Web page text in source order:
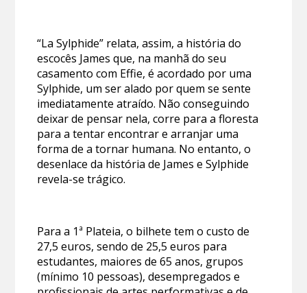
“La Sylphide” relata, assim, a história do
escocês James que, na manhã do seu
casamento com Effie, é acordado por uma
Sylphide, um ser alado por quem se sente
imediatamente atraído. Não conseguindo
deixar de pensar nela, corre para a floresta
para a tentar encontrar e arranjar uma
forma de a tornar humana. No entanto, o
desenlace da história de James e Sylphide
revela-se trágico.
Para a 1ª Plateia, o bilhete tem o custo de
27,5 euros, sendo de 25,5 euros para
estudantes, maiores de 65 anos, grupos
(mínimo 10 pessoas), desempregados e